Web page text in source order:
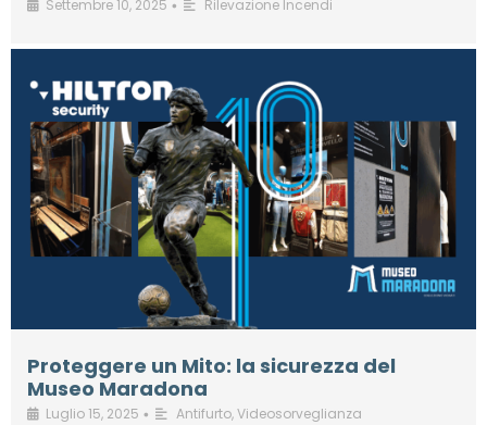
Settembre 10, 2025 • Rilevazione Incendi
Proteggere un Mito: la sicurezza del
Museo Maradona
Luglio 15, 2025 • Antifurto,Videosorveglianza